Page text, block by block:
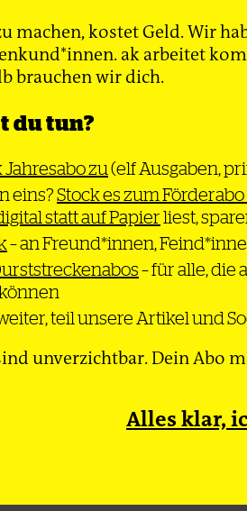
Nahen Osten
Libanon
– lässt sich
Ausbreitung
machen, kostet Geld. Wir
ak arbeitet
brauchen wir dich.
du tun?
zu(elf Ausgaben,
eins?Stock es zum
statt auf Papierliest,
– an Freund*innen,
– für alle, die
teil unsere Artikel und
unverzichtbar. Dein Abo
Alles klar,